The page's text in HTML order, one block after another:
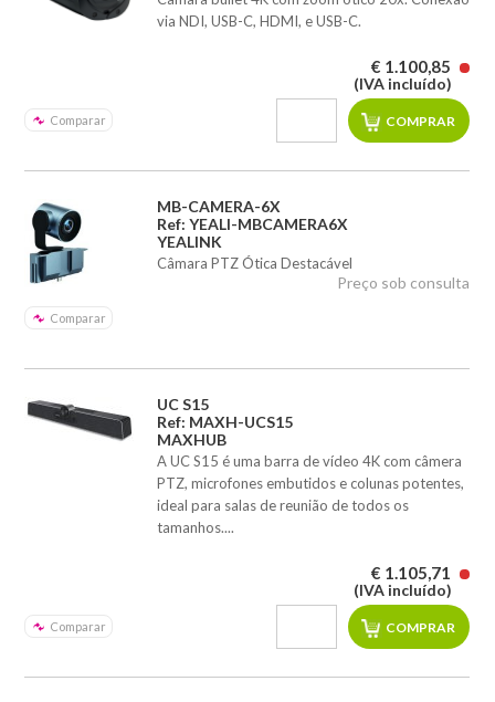
via NDI, USB-C, HDMI, e USB-C.
Comparar
€ 1.100,85
(IVA incluído)
MB-CAMERA-6X
Ref: YEALI-MBCAMERA6X
YEALINK
Câmara PTZ Ótica Destacável
Comparar
Preço sob consulta
UC S15
Ref: MAXH-UCS15
MAXHUB
A UC S15 é uma barra de vídeo 4K com câmera
PTZ, microfones embutidos e colunas potentes,
ideal para salas de reunião de todos os
tamanhos....
Comparar
€ 1.105,71
(IVA incluído)